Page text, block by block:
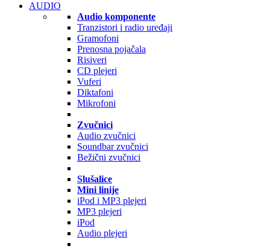
AUDIO
Audio komponente
Tranzistori i radio uređaji
Gramofoni
Prenosna pojačala
Risiveri
CD plejeri
Vuferi
Diktafoni
Mikrofoni
Zvučnici
Audio zvučnici
Soundbar zvučnici
Bežični zvučnici
Slušalice
Mini linije
iPod i MP3 plejeri
MP3 plejeri
iPod
Audio plejeri